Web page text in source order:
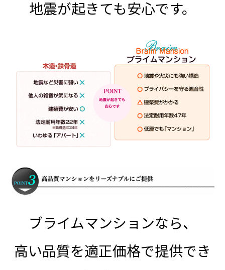
地震が起きても安心です。
ブライムマンションなら、
高い品質を適正価格で提供でき